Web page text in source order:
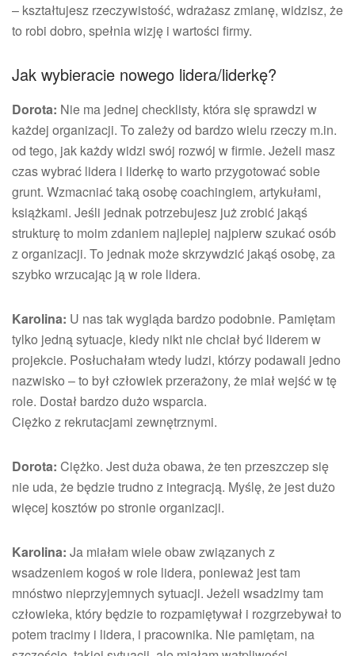
– kształtujesz rzeczywistość, wdrażasz zmianę, widzisz, że
to robi dobro, spełnia wizję i wartości firmy.
Jak wybieracie nowego lidera/liderkę?
Dorota: Nie ma jednej checklisty, która się sprawdzi w
każdej organizacji. To zależy od bardzo wielu rzeczy m.in.
od tego, jak każdy widzi swój rozwój w firmie. Jeżeli masz
czas wybrać lidera i liderkę to warto przygotować sobie
grunt. Wzmacniać taką osobę coachingiem, artykułami,
książkami. Jeśli jednak potrzebujesz już zrobić jakąś
strukturę to moim zdaniem najlepiej najpierw szukać osób
z organizacji. To jednak może skrzywdzić jakąś osobę, za
szybko wrzucając ją w role lidera.
Karolina: U nas tak wygląda bardzo podobnie. Pamiętam
tylko jedną sytuacje, kiedy nikt nie chciał być liderem w
projekcie. Posłuchałam wtedy ludzi, którzy podawali jedno
nazwisko – to był człowiek przerażony, że miał wejść w tę
role. Dostał bardzo dużo wsparcia.
Ciężko z rekrutacjami zewnętrznymi.
Dorota: Ciężko. Jest duża obawa, że ten przeszczep się
nie uda, że będzie trudno z integracją. Myślę, że jest dużo
więcej kosztów po stronie organizacji.
Karolina: Ja miałam wiele obaw związanych z
wsadzeniem kogoś w role lidera, ponieważ jest tam
mnóstwo nieprzyjemnych sytuacji. Jeżeli wsadzimy tam
człowieka, który będzie to rozpamiętywał i rozgrzebywał to
potem tracimy i lidera, i pracownika. Nie pamiętam, na